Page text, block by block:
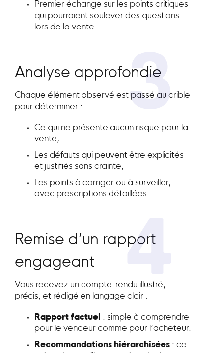
Premier échange sur les points critiques
qui pourraient soulever des questions
lors de la vente.
3
Analyse approfondie
Chaque élément observé est passé au crible
pour déterminer :
Ce qui ne présente aucun risque pour la
vente,
Les défauts qui peuvent être explicités
et justifiés sans crainte,
Les points à corriger ou à surveiller,
avec prescriptions détaillées.
4
Remise d’un rapport
engageant
Vous recevez un compte-rendu illustré,
précis, et rédigé en langage clair :
Rapport factuel : simple à comprendre
pour le vendeur comme pour l’acheteur.
Recommandations hiérarchisées : ce